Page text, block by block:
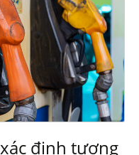
định tương